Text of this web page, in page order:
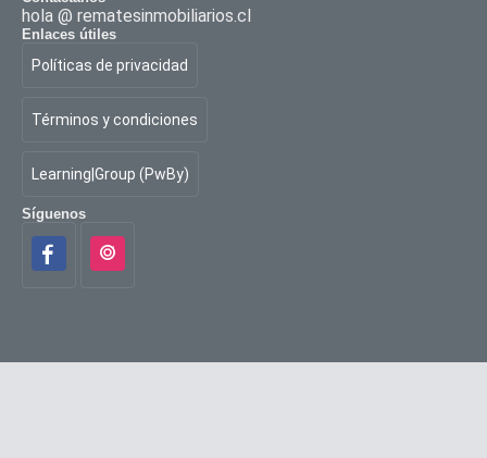
hola @ rematesinmobiliarios.cl
Enlaces útiles
Políticas de privacidad
Términos y condiciones
Learning|Group (PwBy)
Síguenos